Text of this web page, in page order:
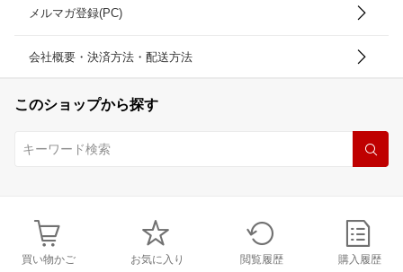
メルマガ登録(PC)
会社概要・決済方法・配送方法
このショップから探す
買い物かご お気に入り 閲覧履歴 購入履歴